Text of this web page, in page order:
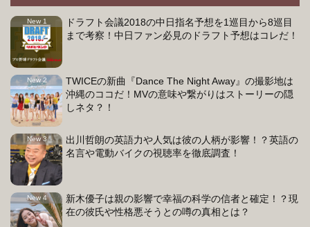
ドラフト会議2018の中日指名予想を1巡目から8巡目
まで考察！中日ファン必見のドラフト予想はコレだ！
TWICEの新曲『Dance The Night Away』の撮影地は
沖縄のココだ！MVの意味や繋がりはストーリーの隠
しネタ？！
出川哲朗の英語力や人気は彼の人柄が影響！？英語の
名言や電動バイクの視聴率を徹底調査！
新木優子は親の影響で幸福の科学の信者と確定！？現
在の彼氏や性格悪そうとの噂の真相とは？